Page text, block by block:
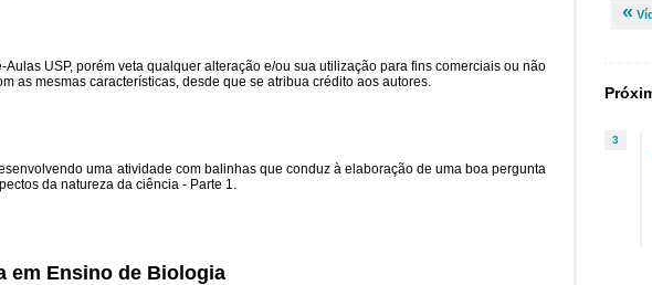
USP, porém veta qualquer alteração e/ou sua utilização para fins comerciais ou não
as mesmas características, desde que se atribua crédito aos autores.
uma atividade com balinhas que conduz à elaboração de uma boa pergunta
da natureza da ciência - Parte 1.
em Ensino de Biologia
«
3